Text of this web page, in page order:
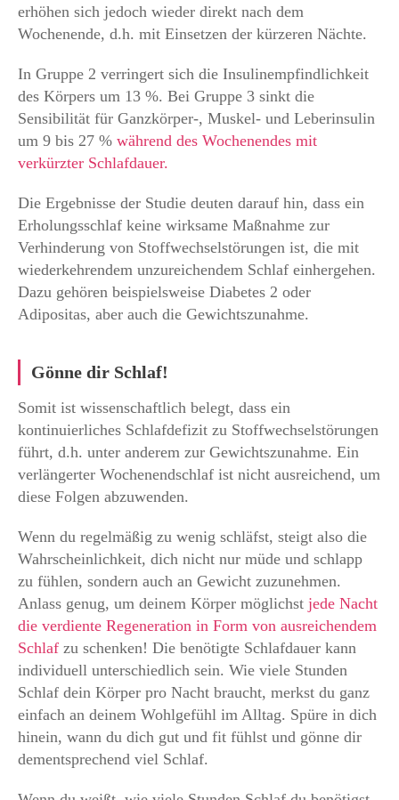
erhöhen sich jedoch wieder direkt nach dem
Wochenende, d.h. mit Einsetzen der kürzeren Nächte.
In Gruppe 2 verringert sich die Insulinempfindlichkeit
des Körpers um 13 %. Bei Gruppe 3 sinkt die
Sensibilität für Ganzkörper-, Muskel- und Leberinsulin
um 9 bis 27 % während des Wochenendes mit
verkürzter Schlafdauer.
Die Ergebnisse der Studie deuten darauf hin, dass ein
Erholungsschlaf keine wirksame Maßnahme zur
Verhinderung von Stoffwechselstörungen ist, die mit
wiederkehrendem unzureichendem Schlaf einhergehen.
Dazu gehören beispielsweise Diabetes 2 oder
Adipositas, aber auch die Gewichtszunahme.
Gönne dir Schlaf!
Somit ist wissenschaftlich belegt, dass ein
kontinuierliches Schlafdefizit zu Stoffwechselstörungen
führt, d.h. unter anderem zur Gewichtszunahme. Ein
verlängerter Wochenendschlaf ist nicht ausreichend, um
diese Folgen abzuwenden.
Wenn du regelmäßig zu wenig schläfst, steigt also die
Wahrscheinlichkeit, dich nicht nur müde und schlapp
zu fühlen, sondern auch an Gewicht zuzunehmen.
Anlass genug, um deinem Körper möglichst jede Nacht
die verdiente Regeneration in Form von ausreichendem
Schlaf zu schenken! Die benötigte Schlafdauer kann
individuell unterschiedlich sein. Wie viele Stunden
Schlaf dein Körper pro Nacht braucht, merkst du ganz
einfach an deinem Wohlgefühl im Alltag. Spüre in dich
hinein, wann du dich gut und fit fühlst und gönne dir
dementsprechend viel Schlaf.